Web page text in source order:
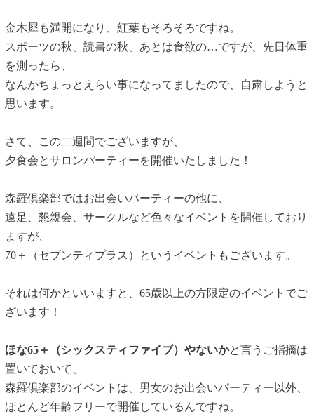
金木犀も満開になり、紅葉もそろそろですね。
スポーツの秋、読書の秋、あとは食欲の…ですが、先日体重
を測ったら、
なんかちょっとえらい事になってましたので、自粛しようと
思います。
さて、この二週間でございますが、
夕食会とサロンパーティーを開催いたしました！
森羅倶楽部ではお出会いパーティーの他に、
遠足、懇親会、サークルなど色々なイベントを開催しており
ますが、
70＋（セブンティプラス）というイベントもございます。
それは何かといいますと、65歳以上の方限定のイベントでご
ざいます！
ほな65＋（シックスティファイブ）やないかと言うご指摘は
置いておいて、
森羅倶楽部のイベントは、男女のお出会いパーティー以外、
ほとんど年齢フリーで開催しているんですね。